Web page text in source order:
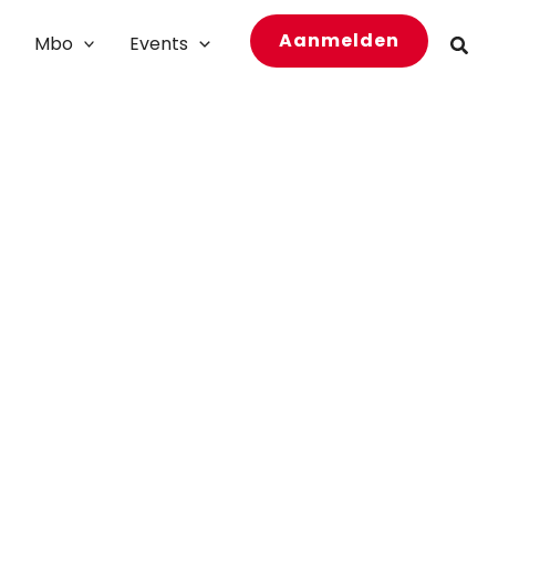
Mbo Events Aanmelden Zoeken